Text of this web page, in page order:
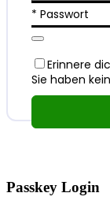
* Passwort
Erinnere
Sie haben
Passkey Login